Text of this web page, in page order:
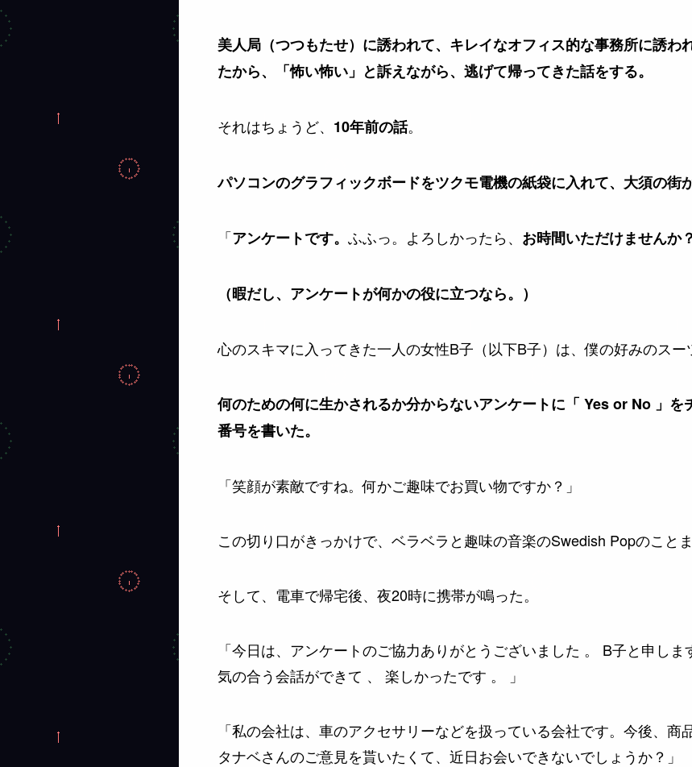
美人局（つつもたせ）に誘われて、キレイなオフィス的な事務所に誘わ
たから、「怖い怖い」と訴えながら、逃げて帰ってきた話をする。
それはちょうど、 10年前の話。
パソコンのグラフィックボードをツクモ電機の紙袋に入れて、大須の街
「アンケートです。 ふふっ。よろしかったら、 お時間いただけませんか？
（暇だし、アンケートが何かの役に立つなら。）
心のスキマに入ってきた一人の女性B子（以下B子）は、僕の好みのスー
何のための何に生かされるか分からないアンケートに「 Yes or No 」を
番号を書いた。
「笑顔が素敵ですね。何かご趣味でお買い物ですか？」
この切り口がきっかけで、ベラベラと趣味の音楽のSwedish Popのこと
そして、電車で帰宅後、夜20時に携帯が鳴った。
「今日は、アンケートのご協力ありがとうございました 。 B子と申しま
気の合う会話ができて 、 楽しかったです 。 」
「私の会社は、車のアクセサリーなどを扱っている会社です。今後、商
タナベさんのご意見を貰いたくて、近日お会いできないでしょうか？」